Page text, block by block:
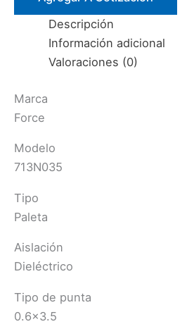
P/1000V
(713N035)
cantidad
Descripción
Información adicional
Valoraciones (0)
Marca
Force
Modelo
713N035
Tipo
Paleta
Aislación
Dieléctrico
Tipo de punta
0.6×3.5